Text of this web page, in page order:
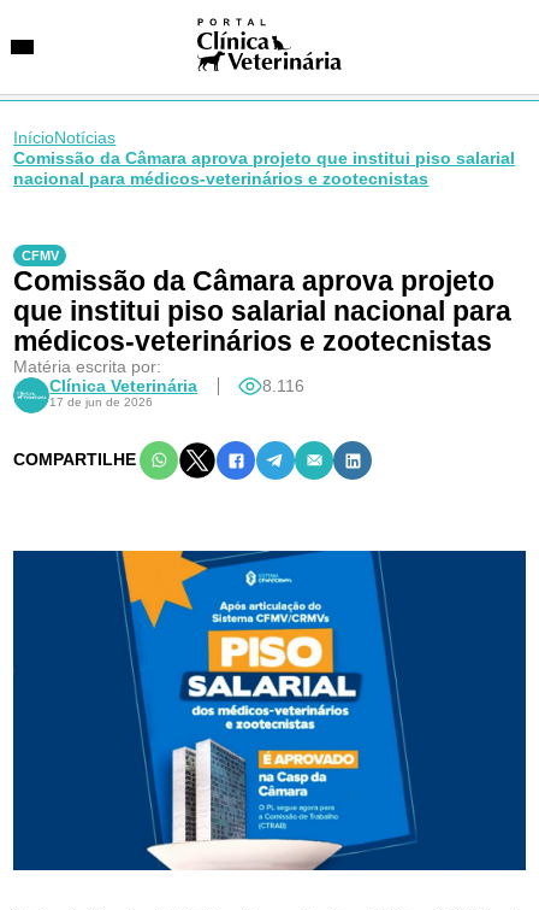
Especialidades
InícioNotícias
Comissão da Câmara aprova projeto que institui piso salarial
nacional para médicos-veterinários e zootecnistas
CFMV
Comissão da Câmara aprova projeto
que institui piso salarial nacional para
médicos-veterinários e zootecnistas
Matéria escrita por:
Clínica Veterinária
17 de jun de 2026
8.116
COMPARTILHE